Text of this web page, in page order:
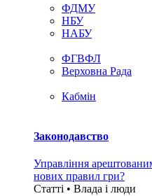
ФДМУ
НБУ
НАБУ
ФГВФЛ
Верховна Рада
Кабмін
Законодавство
Управління
нових правил гри?
Статті • Влада i люди